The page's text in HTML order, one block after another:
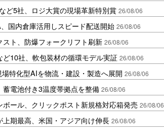
ど5社、ロジ大賞の現場革新特別賞 26/08/06
国内倉庫活用しスピード配送開始 26/08/06
スト、防爆フォークリフト刷新 26/08/06
ど10社、軟包装材の循環モデル実証 26/08/06
特化型AIを物流・建設・製造へ展開 26/08/06
蓄電池付き3温度帯拠点を整備 26/08/06
ボール、クリックポスト新規格対応箱発売 26/08/06
上期最高、米国・アジア向け伸長 26/08/06